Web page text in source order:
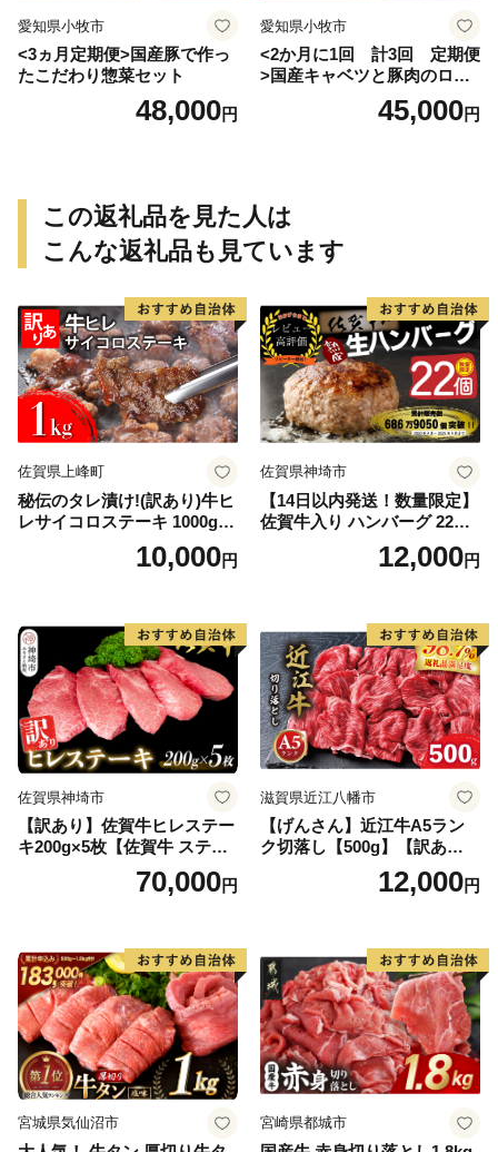
愛知県小牧市
<3ヵ月定期便>国産豚で作っ
たこだわり惣菜セット
48,000円
愛知県小牧市
<2か月に1回 計3回 定期便
>国産キャベツと豚肉のロー
ルキャベツ（6P入り）
45,000円
この返礼品を見た人は
こんな返礼品も見ています
佐賀県上峰町
秘伝のタレ漬け!(訳あり)牛ヒ
レサイコロステーキ 1000g
10,000円
佐賀県神埼市
【14日以内発送！数量限定】
佐賀牛入り ハンバーグ 22個
2.6kg(120g×22個)【佐賀牛
黒毛和牛 ブランド牛 九州 ハ
気】(H083106)
12,000円
佐賀県神埼市
【訳あり】佐賀牛ヒレステー
キ200g×5枚【佐賀牛 ステー
キ ブランド肉 ヒレ肉 フィレ
肉 ジューシー ヘルシー】(H0
70,000円
滋賀県近江八幡市
【げんさん】近江牛A5ラン
ク切落し【500g】【訳あり】
12,000円
宮城県気仙沼市 宮崎県都城市